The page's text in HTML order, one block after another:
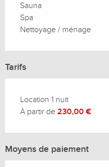
Sauna
Spa
Nettoyage / ménage
Tarifs
Location 1 nuit
À partir de 230,00 €
Moyens de paiement